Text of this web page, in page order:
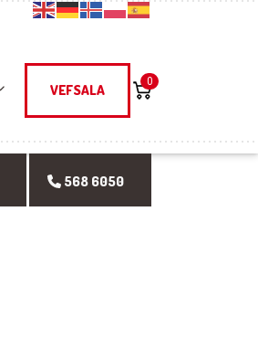
VEFSALA
0
568 6050